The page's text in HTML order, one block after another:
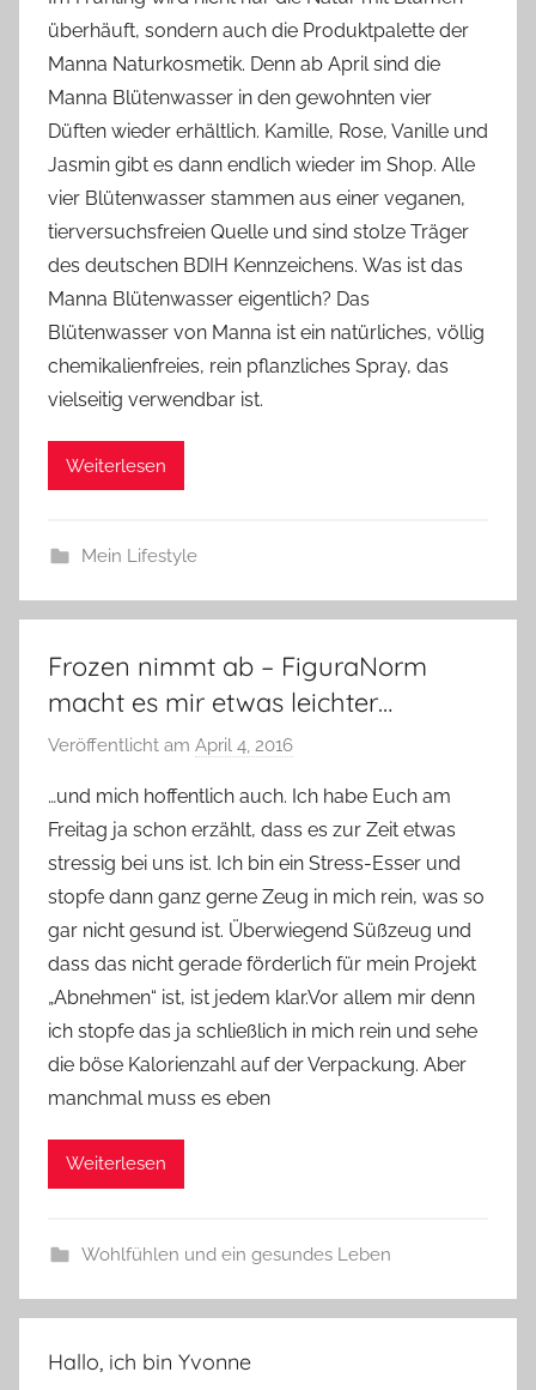
n
Y
v
o
n
n
e
überhäuft, sondern auch die Produktpalette der
Manna Naturkosmetik. Denn ab April sind die
Manna Blütenwasser in den gewohnten vier
Düften wieder erhältlich. Kamille, Rose, Vanille und
Jasmin gibt es dann endlich wieder im Shop. Alle
vier Blütenwasser stammen aus einer veganen,
tierversuchsfreien Quelle und sind stolze Träger
des deutschen BDIH Kennzeichens. Was ist das
Manna Blütenwasser eigentlich? Das
Blütenwasser von Manna ist ein natürliches, völlig
chemikalienfreies, rein pflanzliches Spray, das
vielseitig verwendbar ist.
Weiterlesen
Mein Lifestyle
Frozen nimmt ab – FiguraNorm
macht es mir etwas leichter…
Veröffentlicht am April 4, 2016
n
Y
v
o
n
n
e
…und mich hoffentlich auch. Ich habe Euch am
Freitag ja schon erzählt, dass es zur Zeit etwas
stressig bei uns ist. Ich bin ein Stress-Esser und
stopfe dann ganz gerne Zeug in mich rein, was so
gar nicht gesund ist. Überwiegend Süßzeug und
dass das nicht gerade förderlich für mein Projekt
„Abnehmen“ ist, ist jedem klar.Vor allem mir denn
ich stopfe das ja schließlich in mich rein und sehe
die böse Kalorienzahl auf der Verpackung. Aber
manchmal muss es eben
Weiterlesen
Wohlfühlen und ein gesundes Leben
Hallo, ich bin Yvonne